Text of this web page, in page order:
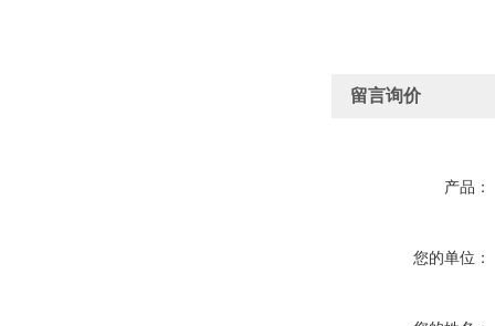
留言询价
产品：
您的单位：